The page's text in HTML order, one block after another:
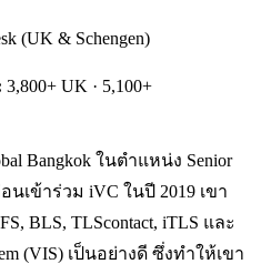
(UK & Schengen)
3,800+ UK · 5,100+
Bangkok ในตำแหน่ง Senior
อนเข้าร่วม iVC ในปี 2019 เขา
BLS, TLScontact, iTLS และ
(VIS) เป็นอย่างดี ซึ่งทำให้เขา